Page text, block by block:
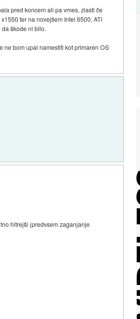
pred koncem ali pa vmes, zlasti če
ter na novejšem Intel 6500, ATi
da škode ni bilo.
ne bom upal namestiti kot primaren OS
hitrejši (predvsem zaganjanje